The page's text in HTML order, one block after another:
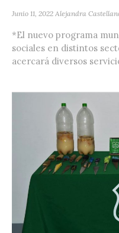
Junio 11, 2022 Alejandra
*El nuevo programa
sociales en distintos
acercará diversos